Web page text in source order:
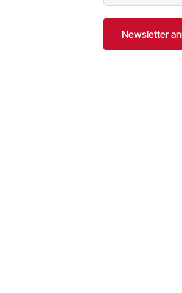
Newsletter